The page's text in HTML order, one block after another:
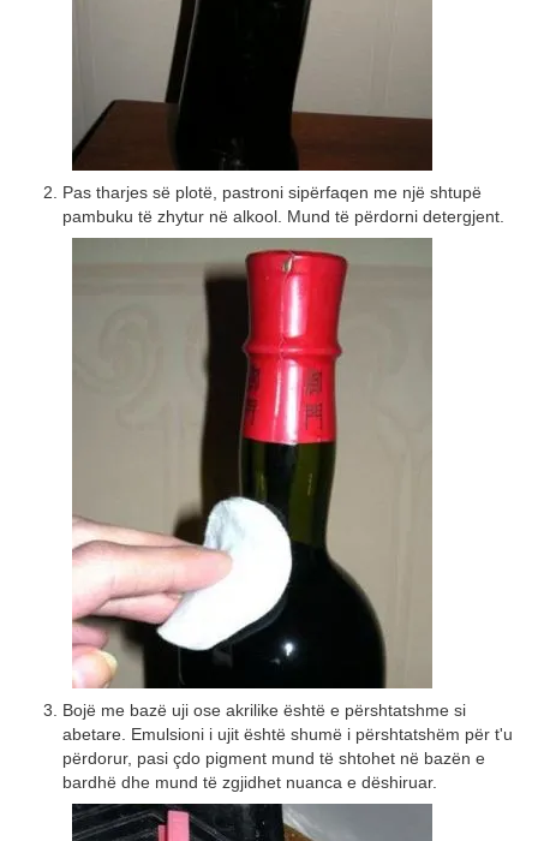
Pas tharjes së plotë, pastroni sipërfaqen me një shtupë
pambuku të zhytur në alkool. Mund të përdorni detergjent.
Bojë me bazë uji ose akrilike është e përshtatshme si
abetare. Emulsioni i ujit është shumë i përshtatshëm për t'u
përdorur, pasi çdo pigment mund të shtohet në bazën e
bardhë dhe mund të zgjidhet nuanca e dëshiruar.